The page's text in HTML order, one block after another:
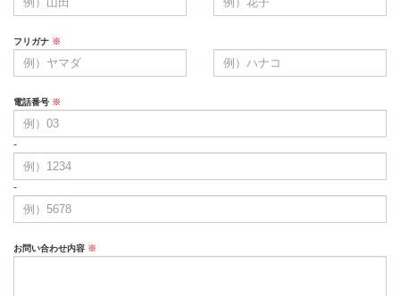
フリガナ ※
電話番号 ※
-
-
お問い合わせ内容 ※